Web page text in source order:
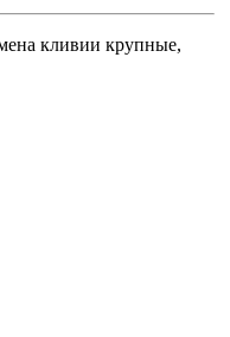
кливии крупные,